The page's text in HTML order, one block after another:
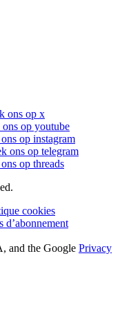
ons op x
op youtube
op instagram
ons op telegram
op threads
cookies
d’abonnement
and the Google Privacy